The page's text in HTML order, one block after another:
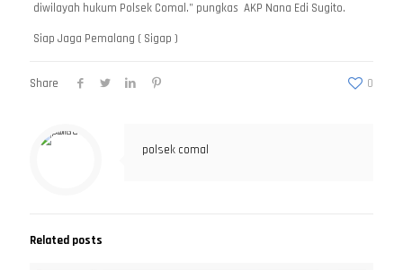
diwilayah hukum Polsek Comal.” pungkas AKP Nana Edi Sugito.
Siap Jaga Pemalang ( Sigap )
Share 0
polsek comal
Related posts